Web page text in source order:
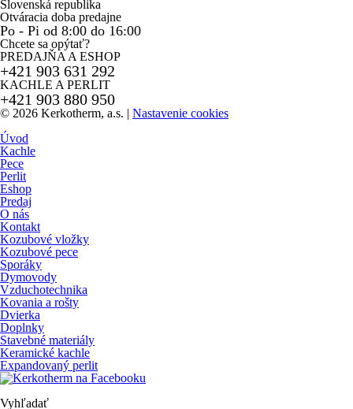
Slovenská republika
Otváracia doba predajne
Po - Pi od 8:00 do 16:00
Chcete sa opýtať?
PREDAJŇA A ESHOP
+421 903 631 292
KACHLE A PERLIT
+421 903 880 950
© 2026 Kerkotherm, a.s. | Nastavenie cookies
Úvod
Kachle
Pece
Perlit
Eshop
Predaj
O nás
Kontakt
Kozubové vložky
Kozubové pece
Sporáky
Dymovody
Vzduchotechnika
Kovania a rošty
Dvierka
Doplnky
Stavebné materiály
Keramické kachle
Expandovaný perlit
Vyhľadať